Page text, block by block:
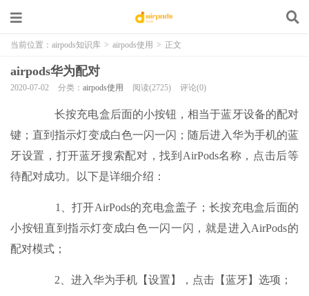
当前位置： airpods知识库 > airpods使用 > 正文
airpods华为配对
2020-07-02 分类： airpods使用 阅读(2725) 评论(0)
长按充电盒后面的小按钮，相当于蓝牙设备的配对
键；直到指示灯变成白色一闪一闪；随后进入华为手机的蓝
牙设置，打开蓝牙搜索配对，找到AirPods名称，点击后等
待配对成功。以下是详细介绍：
1、打开AirPods的充电盒盖子；长按充电盒后面的
小按钮直到指示灯变成白色一闪一闪，就是进入AirPods的
配对模式；
2、进入华为手机【设置】，点击【蓝牙】选项；